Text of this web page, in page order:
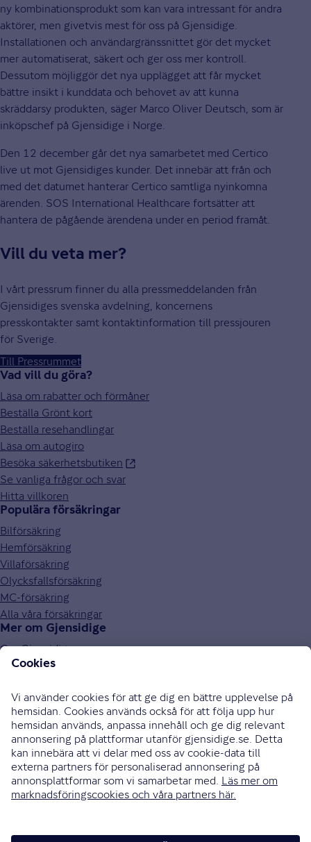
ny kombinationsprodukt som kan vara intressant för andra
aktörer, men givetvis mest för oss på Gjensidige.
Installationen och användargränssnittet gör det mycket
mer automatiserat, säkert och ger oss mer kontroll.
Dessutom möjliggör det nya upplägget att får mycket
bättre insikt i kunddata och behovet av att kunna
skräddarsy produkten, säger Marco Oliver Deutsch, som är
inköpschef på Gjensidige i Norge.
Den 12 december går det nya samarbetet med Certico
live ut mot Gjensidiges kunder. Det innebär att från och
med det datumet hanterar Certico samtliga nyinkomna
ärenden. SOS International Healthcare fortsätter att
hantera de pågående ärendena under en period framåt.
Vill du veta mer?
I vårt pressrum finner du alla pressmeddelanden från
Gjensidiges svenska avdelning, koncernens
presskontakter samt kontaktinformation till pressjouren
för Sverige.
Till Pressrummet
Vad vill du göra?
Läsa om rabatter och förmåner
Beställa Grönt kort
Beställa resehandlingar
Läsa om autogiro
Besöka säkerhetsbutiken
Se vanliga frågor och svar
Hitta villkoren
Populära försäkringar
Bilförsäkring
Hemförsäkring
Villaförsäkring
Olycksfallsförsäkring
MC-försäkring
Alla våra försäkringar
Mer om Gjensidige
Om Gjensidige
Jobba hos oss
Press och media
Investor relations
Samarbetspartners
0771-326 326
Bli uppringd
Skriv till oss
Instagram